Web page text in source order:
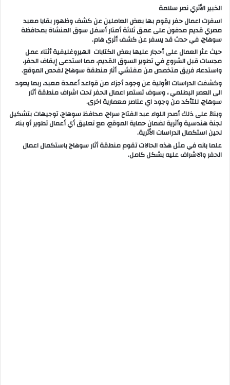
الخبير الأثري نصر سلامة
اسفرت اعمال حفر يقوم بها بعض العاملين عن كشف وظهور بقايا معبد
مصري قديم مدفون على عمق ثلاثة أمتار أسفل سوق المنشاة بمحافظة
سوهاج، في حدث قد يسفر عن كشف أثري هام.
حيث عثر العمال على أحجار عليها بعض الكتابات الهيروغليفية أثناء عمل
مجسات قبل الشروع في تطوير السوق القديم، مما استدعى إيقاف الحفر،
واستدعاء فريق متخصص من مفتشي أثار منطقة سوهاج لفحص الموقع.
وكشفت الدراسات الأولية عن وجود أجزاء من قواعد أعمدة معبد، ربما يعود
الى العصر البطلمي ، وسوف تستمر اعمال الحفر تحت اشراف منطقة أثار
سوهاج، للتأكد من وجود اي عناصر معمارية اخرى.
وبناءً على ذلك أصدر اللواء عبد الفتاح سراج، محافظ سوهاج، توجيهات بتشكيل
لجنة هندسية وأثرية لضمان حماية الموقع، مع تعليق أي أعمال تطوير أو بناء
لحين استكمال الدراسات الأثرية.
علما بانه في مثل هذه الحالات تقوم منطقة أثار سوهاج باستكمال اعمال
الحفر والاشراف عليه بشكل كامل.